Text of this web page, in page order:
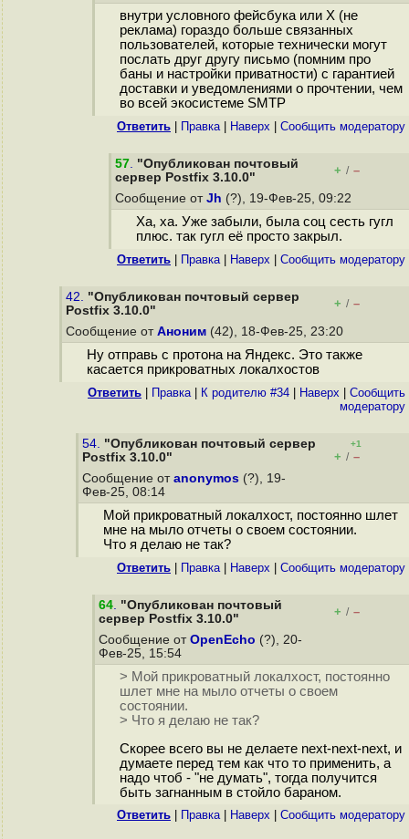
внутри условного фейсбука или Х (не
реклама) гораздо больше связанных
пользователей, которые технически могут
послать друг другу письмо (помним про
баны и настройки приватности) с гарантией
доставки и уведомлениями о прочтении, чем
во всей экосистеме SMTP
Ответить Правка| Наверх Cообщить модератору
57. "Опубликован почтовый
сервер Postfix 3.10.0"
+ / –
Сообщение от Jh (?), 19-Фев-25, 09:22
Ха, ха. Уже забыли, была соц сесть гугл
плюс. так гугл её просто закрыл.
Ответить Правка| Наверх Cообщить модератору
42. "Опубликован почтовый сервер
Postfix 3.10.0"
+ / –
Сообщение от Аноним (42), 18-Фев-25, 23:20
Ну отправь с протона на Яндекс. Это также
касается прикроватных локалхостов
Ответить Правка| К родителю #34 Наверх
Cообщить
модератору
54. "Опубликован почтовый сервер
Postfix 3.10.0"
+1
+ / –
Сообщение от anonymos (?), 19-
Фев-25, 08:14
Мой прикроватный локалхост, постоянно шлет
мне на мыло отчеты о своем состоянии.
Что я делаю не так?
Ответить Правка| Наверх Cообщить модератору
64. "Опубликован почтовый
сервер Postfix 3.10.0"
+ / –
Сообщение от OpenEcho (?), 20-
Фев-25, 15:54
> Мой прикроватный локалхост, постоянно
шлет мне на мыло отчеты о своем
состоянии.
> Что я делаю не так?
Скорее всего вы не делаете next-next-next, и
думаете перед тем как что то применить, а
надо чтоб - "не думать", тогда получится
быть загнанным в стойло бараном.
Ответить Правка| Наверх Cообщить модератору